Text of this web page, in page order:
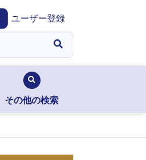
ユーザー登録
その他の検索